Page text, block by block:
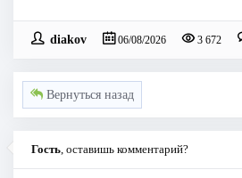
diakov 06/08/2026 3 672
Вернуться назад
Гость , оставишь комментарий?